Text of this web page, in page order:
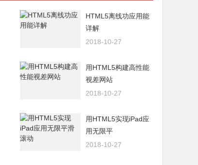
HTML5离线功应用能
详解
2018-10-27
用HTML5构建高性能
视差网站
2018-10-27
用HTML5实现iPad应
用无限平
2018-10-27